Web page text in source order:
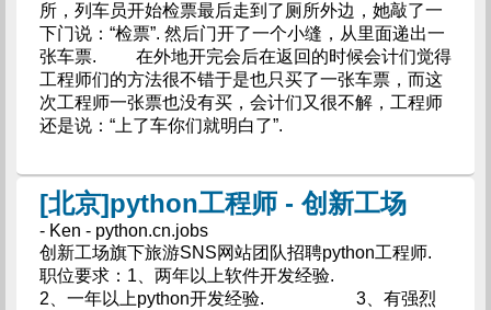
所，列车员开始检票最后走到了厕所外边，她敲了一
下门说：“检票”. 然后门开了一个小缝，从里面递出一
张车票. 在外地开完会后在返回的时候会计们觉得
工程师们的方法很不错于是也只买了一张车票，而这
次工程师一张票也没有买，会计们又很不解，工程师
还是说：“上了车你们就明白了”.
[北京]python工程师 - 创新工场
- Ken - python.cn.jobs
创新工场旗下旅游SNS网站团队招聘python工程师.
职位要求：1、两年以上软件开发经验.
2、一年以上python开发经验. 3、有强烈